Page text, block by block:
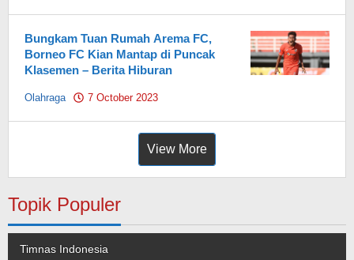
Bungkam Tuan Rumah Arema FC,
Borneo FC Kian Mantap di Puncak
Klasemen – Berita Hiburan
Olahraga 7 October 2023
View More
Topik Populer
Timnas Indonesia